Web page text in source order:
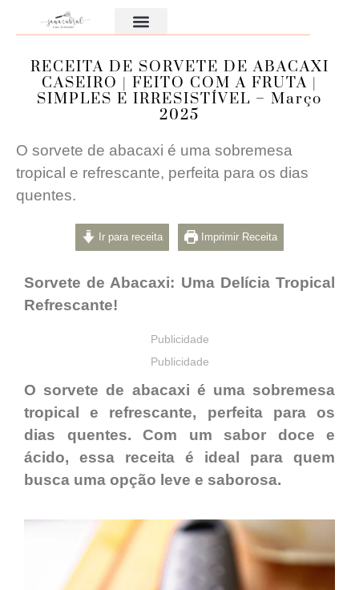
RECEITA DE SORVETE DE ABACAXI
CASEIRO | FEITO COM A FRUTA |
SIMPLES E IRRESISTÍVEL – Março
2025
O sorvete de abacaxi é uma sobremesa
tropical e refrescante, perfeita para os dias
quentes.
Ir para receita Imprimir Receita
Sorvete de Abacaxi: Uma Delícia Tropical
Refrescante!
Publicidade
Publicidade
O sorvete de abacaxi é uma sobremesa
tropical e refrescante, perfeita para os
dias quentes. Com um sabor doce e
ácido, essa receita é ideal para quem
busca uma opção leve e saborosa.